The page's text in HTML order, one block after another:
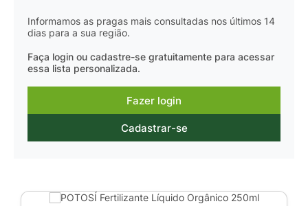
Informamos as pragas mais consultadas nos últimos 14
dias para a sua região.
Faça login ou cadastre-se gratuitamente para acessar
essa lista personalizada.
Fazer login
Cadastrar-se